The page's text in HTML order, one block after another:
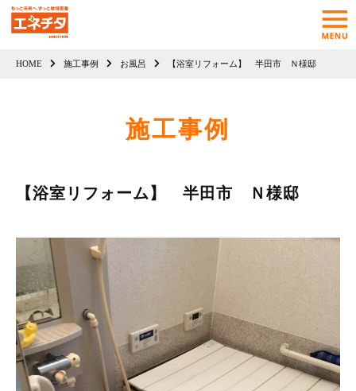
HOME 施工事例 お風呂 【浴室リフォーム】 半田市 Ｎ様邸
施工事例
【浴室リフォーム】 半田市 Ｎ様邸